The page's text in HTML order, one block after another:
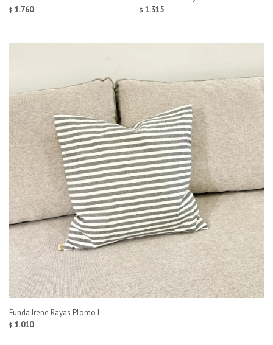
$ 1.760 $ 1.315
Funda Irene Rayas Plomo L
$ 1.010